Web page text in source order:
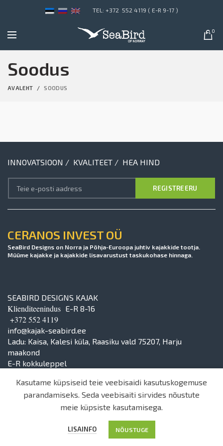
TEL: +372 552 4119 ( E-R 9-17 )
0
Soodus
AVALEHT SOODUS
INNOVATSIOON / KVALITEET / HEA HIND
CERANOS INVEST OÜ
SeaBird Designs on Norra ja Põhja-Euroopa juhtiv kajakkide tootja.
Müüme kajakke ja kajakkide lisavarustust taskukohase hinnaga.
SEABIRD DESIGNS KAJAK
Klienditeenindus E-R 8-16
+372 552 4119
info@kajak-seabird.ee
Ladu: Kaisa, Kalesi küla, Raasiku vald 75207, Harju
maakond
E-R kokkuleppel
© 2024 | Ceranos Invest OÜ
Kasutame küpsiseid teie veebisaidi kasutuskogemuse
parandamiseks. Seda veebisaiti sirvides nõustute
meie küpsiste kasutamisega.
LISAINFO NÕUSTUGE